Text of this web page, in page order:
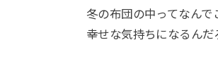
冬の布団の中ってなんで
幸せな気持ちになるんだ